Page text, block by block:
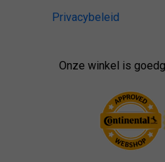
Privacybeleid
Onze winkel is